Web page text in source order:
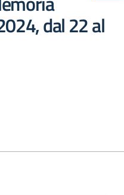
dal 22 al